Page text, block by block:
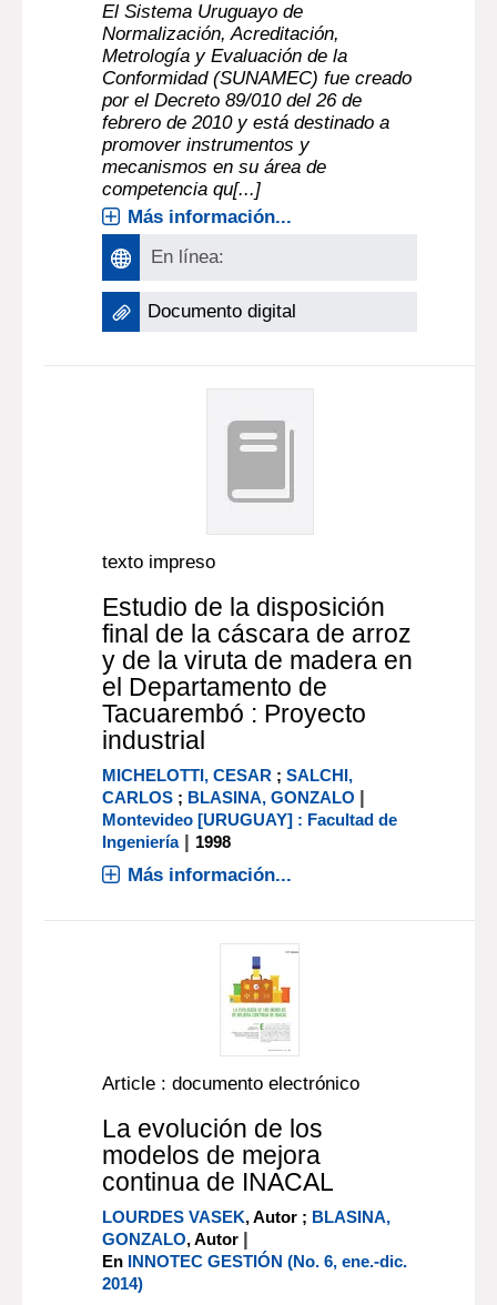
El Sistema Uruguayo de
Normalización, Acreditación,
Metrología y Evaluación de la
Conformidad (SUNAMEC) fue creado
por el Decreto 89/010 del 26 de
febrero de 2010 y está destinado a
promover instrumentos y
mecanismos en su área de
competencia qu[...]
Más información...
En línea:
Documento digital
texto impreso
Estudio de la disposición
final de la cáscara de arroz
y de la viruta de madera en
el Departamento de
Tacuarembó : Proyecto
industrial
MICHELOTTI, CESAR ;SALCHI,
CARLOS ; BLASINA, GONZALO |
Montevideo [URUGUAY] : Facultad de
Ingeniería| 1998
Más información...
Article : documento electrónico
La evolución de los
modelos de mejora
continua de INACAL
LOURDES VASEK, Autor ; BLASINA,
GONZALO, Autor |
En INNOTEC GESTIÓN (No. 6, ene.-dic.
2014)